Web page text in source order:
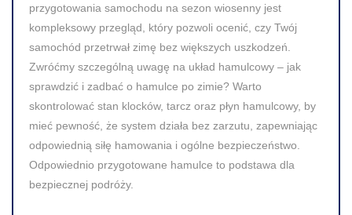
przygotowania samochodu na sezon wiosenny jest
kompleksowy przegląd, który pozwoli ocenić, czy Twój
samochód przetrwał zimę bez większych uszkodzeń.
Zwróćmy szczególną uwagę na układ hamulcowy – jak
sprawdzić i zadbać o hamulce po zimie? Warto
skontrolować stan klocków, tarcz oraz płyn hamulcowy, by
mieć pewność, że system działa bez zarzutu, zapewniając
odpowiednią siłę hamowania i ogólne bezpieczeństwo.
Odpowiednio przygotowane hamulce to podstawa dla
bezpiecznej podróży.